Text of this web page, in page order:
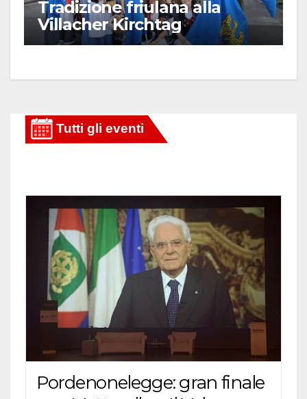
Tradizione friulana alla
Villacher Kirchtag
Pordenonelegge: gran finale